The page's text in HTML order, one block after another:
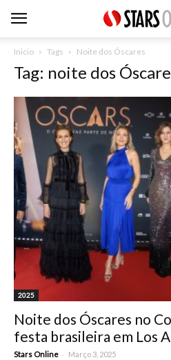
Inicio Tags Noite dos Óscares
Tag: noite dos
2025
Noite dos Óscares no
festa brasileira em Los
Stars Online - Março 3, 2025